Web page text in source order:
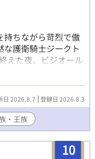
持ちながら苛烈で傲
護衛騎士ジークト
えた夜、ビジオール
感を抱く貴族レング
望みを見抜き傘下
逆を始める。しかし
ール自身にも過去の
せんが、性的被
うよりはブロマンス
日 2026.8.7 登録日 2026.8.3
・王族
10